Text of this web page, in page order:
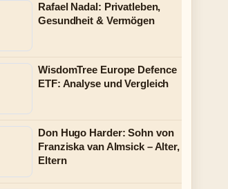
Rafael Nadal: Privatleben,
Gesundheit & Vermögen
WisdomTree Europe Defence
ETF: Analyse und Vergleich
Don Hugo Harder: Sohn von
Franziska van Almsick – Alter,
Eltern